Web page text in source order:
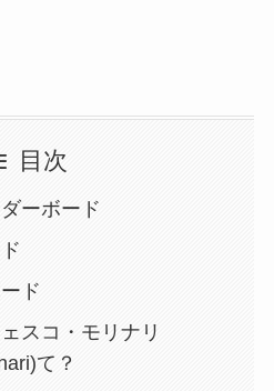
目次
ーボード
ド
スコ・モリナリ
て？